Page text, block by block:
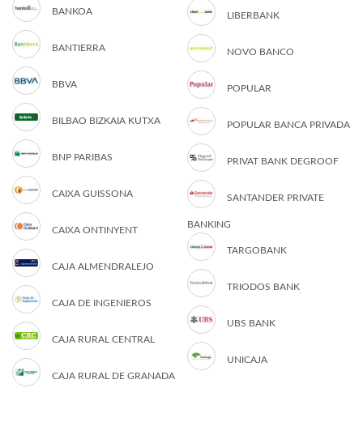
BANKOA
BANTIERRA
BBVA
BILBAO BIZKAIA KUTXA
BNP PARIBAS
CAIXA GUISSONA
CAIXA ONTINYENT
CAJA ALMENDRALEJO
CAJA DE INGENIEROS
CAJA RURAL CENTRAL
CAJA RURAL DE GRANADA
LIBERBANK
NOVO BANCO
POPULAR
POPULAR BANCA PRIVADA
PRIVAT BANK DEGROOF
SANTANDER PRIVATE
BANKING
TARGOBANK
TRIODOS BANK
UBS BANK
UNICAJA